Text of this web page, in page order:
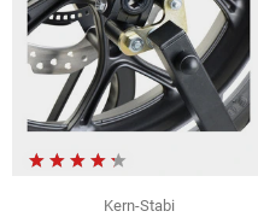
Kern-Stabi